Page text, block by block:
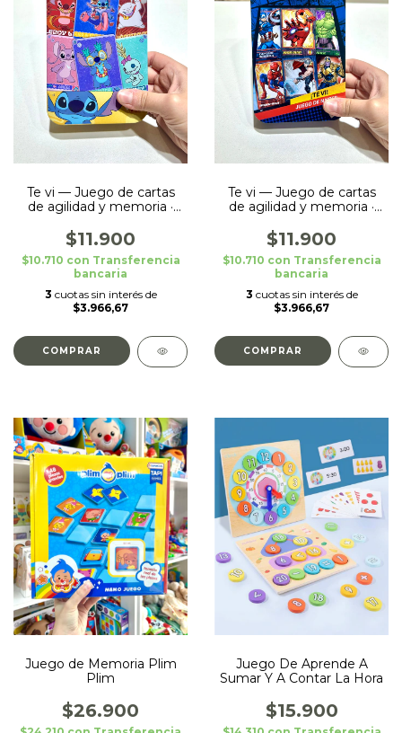
Te vi — Juego de cartas
de agilidad y memoria ·
$11.900
$10.710 con Transferencia
bancaria
3 cuotas sin interés de
$3.966,67
Te vi — Juego de cartas
de agilidad y memoria ·
$11.900
$10.710 con Transferencia
bancaria
3 cuotas sin interés de
$3.966,67
Juego de Memoria Plim
Plim
$26.900
Juego De Aprende A
Sumar Y A Contar La Hora
$15.900